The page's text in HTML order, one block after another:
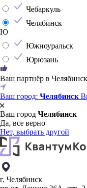
Чебаркуль
Челябинск
Ю
Южноуральск
Юрюзань
Ваш партнёр в
Ваш город: Челябинск
Ваш город Челябинск
Да, все верно
Нет, выбрать другой
г. Челябинск